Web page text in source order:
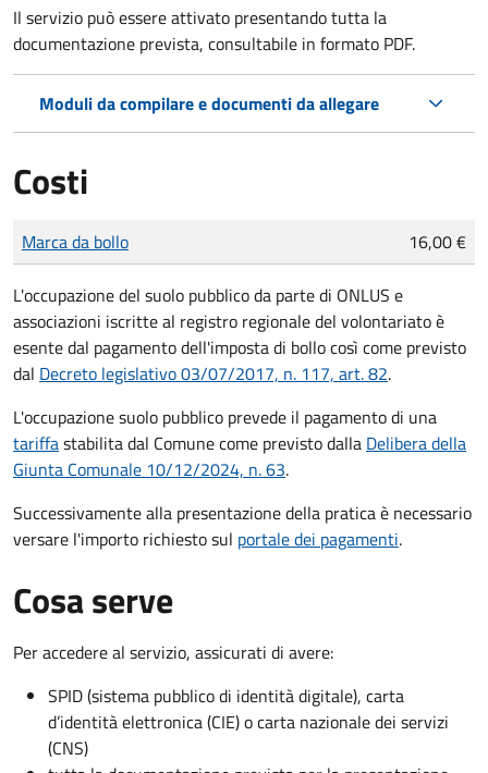
Il servizio può essere attivato presentando tutta la
documentazione prevista, consultabile in formato PDF.
Moduli da compilare e documenti da allegare
Costi
Tipo di pagamento
Importo
Marca da bollo 16,00 €
L'occupazione del suolo pubblico da parte di ONLUS e
associazioni iscritte al registro regionale del volontariato è
esente dal pagamento dell'imposta di bollo così come previsto
dal Decreto legislativo 03/07/2017, n. 117, art. 82.
L'occupazione suolo pubblico prevede il pagamento di una
tariffastabilita dal Comune come previsto dalla Delibera della
Giunta Comunale 10/12/2024, n. 63.
Successivamente alla presentazione della pratica è necessario
versare l'importo richiesto sul portale dei pagamenti.
Cosa serve
Per accedere al servizio, assicurati di avere:
SPID (sistema pubblico di identità digitale), carta
d’identità elettronica (CIE) o carta nazionale dei servizi
(CNS)